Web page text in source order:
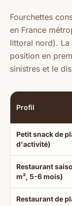
Fourchettes
en France
littoral nord).
position en
sinistres et le
Profil
Petit snack de
d'activité)
Restaurant
m², 5-6 mois)
Restaurant de